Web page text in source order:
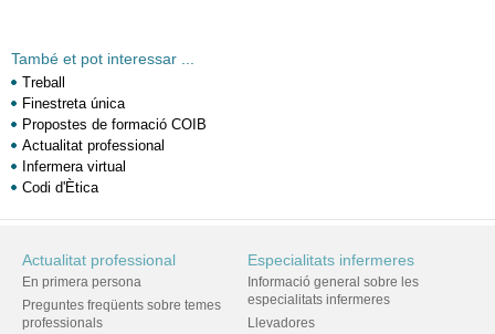
També et pot interessar ...
Treball
Finestreta única
Propostes de formació COIB
Actualitat professional
Infermera virtual
Codi d'Ètica
Actualitat professional
En primera persona
Preguntes freqüents sobre temes
professionals
Especialitats infermeres
Informació general sobre les
especialitats infermeres
Llevadores